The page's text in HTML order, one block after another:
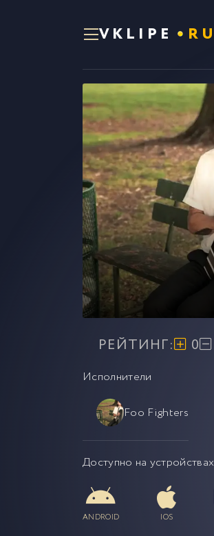
VKLIPE RU
РЕЙТИНГ: 0
Исполнители
Foo Fighters
Доступно на устройствах
ANDROID IOS